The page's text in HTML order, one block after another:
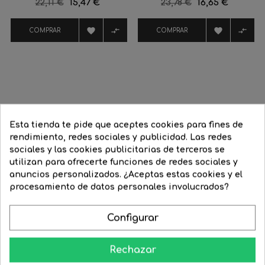
Precio
22,11 € Precio
15,47 €
COMPRAR  
Precio
23,78 € Precio
16,65 €
COMPRAR  
-53%
‹
Esta tienda te pide que aceptes cookies para fines de
rendimiento, redes sociales y publicidad. Las redes
sociales y las cookies publicitarias de terceros se
utilizan para ofrecerte funciones de redes sociales y
anuncios personalizados. ¿Aceptas estas cookies y el
procesamiento de datos personales involucrados?
Configurar
Rechazar